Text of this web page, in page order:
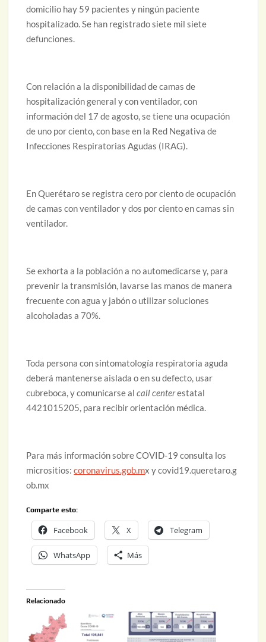
domicilio hay 59 pacientes y ningún paciente
hospitalizado. Se han registrado siete mil siete
defunciones.
Con relación a la disponibilidad de camas de
hospitalización general y con ventilador, con
información del 17 de agosto, se tiene una ocupación
de uno por ciento, con base en la Red Negativa de
Infecciones Respiratorias Agudas (IRAG).
En Querétaro se registra cero por ciento de ocupación
de camas con ventilador y dos por ciento en camas sin
ventilador.
Se exhorta a la población a no automedicarse y, para
prevenir la transmisión, lavarse las manos de manera
frecuente con agua y jabón o utilizar soluciones
alcoholadas a 70%.
Toda persona con sintomatología respiratoria aguda
deberá mantenerse aislada o en su defecto, usar
cubreboca, y comunicarse alcall centerestatal
4421015205, para recibir orientación médica.
Para más información sobre COVID-19 consulta los
micrositios:coronavirus.gob.mx y covid19.queretaro.g
ob.mx
Comparte esto:
Facebook X Telegram
WhatsApp Más
Relacionado